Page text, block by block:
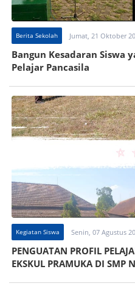
Berita Sekolah Jumat, 21 Oktober
Bangun Kesadaran Siswa
Pelajar Pancasila
Kegiatan Siswa Senin, 07 Agustus
PENGUATAN PROFIL
EKSKUL PRAMUKA DI SMP